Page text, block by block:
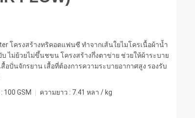
โครงสร้างทริคอตแฟนซี ทำจากเส้นใยไมโครเนื้อผ้าน้ำ
บ ไม่ย้วยไม่ขึ้นชขน โครงสร้างกึ่งตาข่าย ช่วยให้ผ้าระบาย
อปั่นจักรยาน เสื้อที่ต้องการความระบายอากาศสูง รองรับ
100 GSM ความยาว : 7.41 หลา / kg